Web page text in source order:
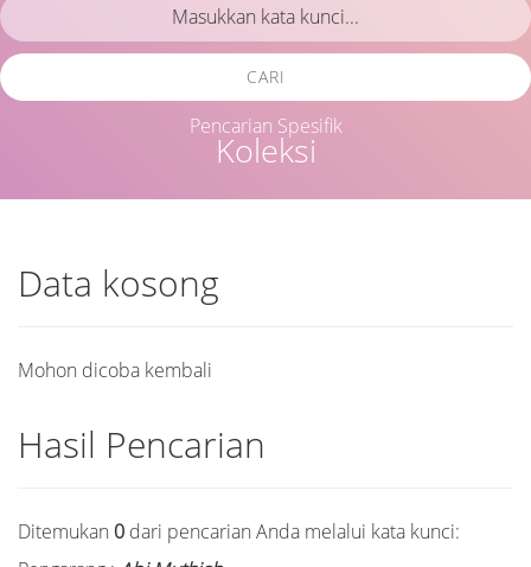
Koleksi
CARI
Pencarian Spesifik
Data kosong
Mohon dicoba kembali
Hasil Pencarian
Ditemukan 0 dari pencarian Anda melalui kata kunci: